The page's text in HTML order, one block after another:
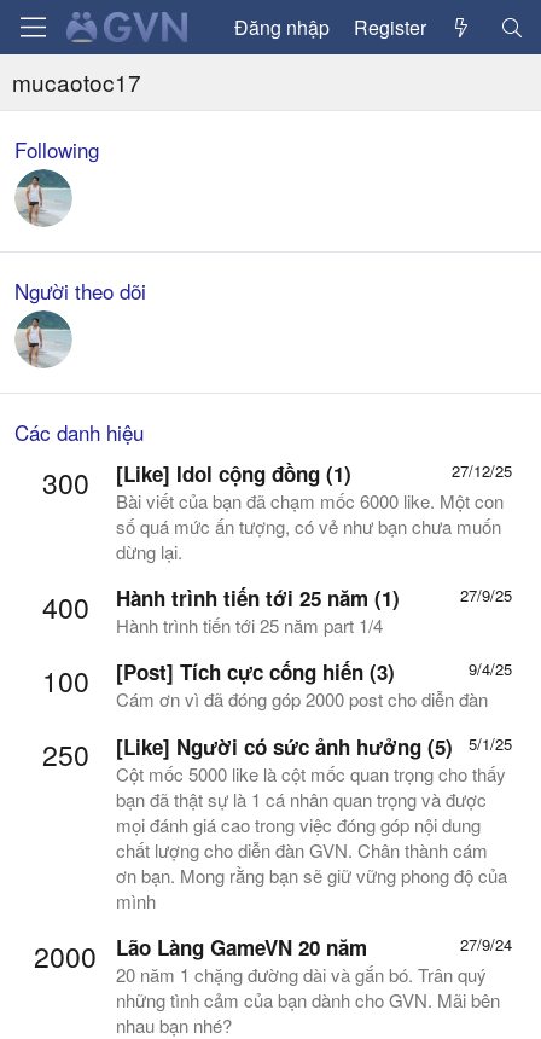
Đăng nhập Register
mucaotoc17
Following
Người theo dõi
Các danh hiệu
300 27/12/25
[Like] Idol cộng đồng (1)
Bài viết của bạn đã chạm mốc 6000 like. Một con
số quá mức ấn tượng, có vẻ như bạn chưa muốn
dừng lại.
400 27/9/25
Hành trình tiến tới 25 năm (1)
Hành trình tiến tới 25 năm part 1/4
100 9/4/25
[Post] Tích cực cống hiến (3)
Cám ơn vì đã đóng góp 2000 post cho diễn đàn
250 5/1/25
[Like] Người có sức ảnh hưởng (5)
Cột mốc 5000 like là cột mốc quan trọng cho thấy
bạn đã thật sự là 1 cá nhân quan trọng và được
mọi đánh giá cao trong việc đóng góp nội dung
chất lượng cho diễn đàn GVN. Chân thành cám
ơn bạn. Mong rằng bạn sẽ giữ vững phong độ của
mình
2000 27/9/24
Lão Làng GameVN 20 năm
20 năm 1 chặng đường dài và gắn bó. Trân quý
những tình cảm của bạn dành cho GVN. Mãi bên
nhau bạn nhé?